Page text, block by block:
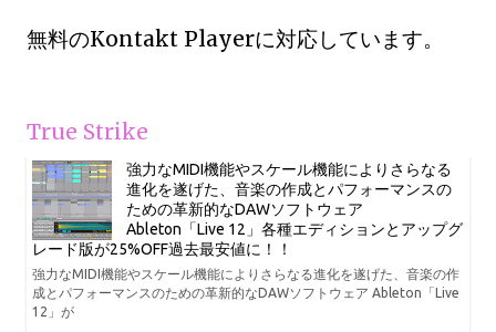
無料のKontakt Playerに対応しています。
True Strike
強力なMIDI機能やスケール機能によりさらなる
進化を遂げた、音楽の作成とパフォーマンスの
ための革新的なDAWソフトウェア
Ableton「Live 12」各種エディションとアップグ
レード版が25%OFF過去最安値に！！
強力なMIDI機能やスケール機能によりさらなる進化を遂げた、音楽の作
成とパフォーマンスのための革新的なDAWソフトウェア Ableton「Live
12」が